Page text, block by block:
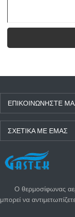
ΕΠΙΚΟΙΝΩΝΉΣΤΕ
ΣΧΕΤΙΚΆ ΜΕ ΕΜΆΣ
ΤΕΛΕΥΤΑΊΑ ΝΈΑ
Ο θερμοσίφωνας
μπορεί να